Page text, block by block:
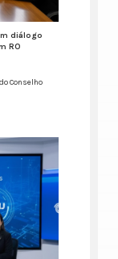
diálogo
RO
Conselho